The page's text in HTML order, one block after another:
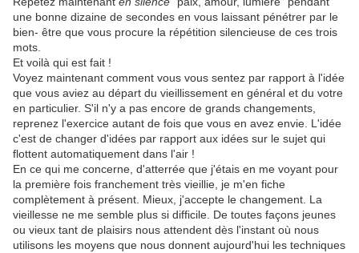
une bonne dizaine de secondes en vous laissant pénétrer par le
bien- être que vous procure la répétition silencieuse de ces trois
mots.
Et voilà qui est fait !
Voyez maintenant comment vous vous sentez par rapport à l'idée
que vous aviez au départ du vieillissement en général et du votre
en particulier. S'il n'y a pas encore de grands changements,
reprenez l'exercice autant de fois que vous en avez envie. L'idée
c'est de changer d'idées par rapport aux idées sur le sujet qui
flottent automatiquement dans l'air !
En ce qui me concerne, d'atterrée que j'étais en me voyant pour
la première fois franchement très vieillie, je m'en fiche
complètement à présent. Mieux, j'accepte le changement. La
vieillesse ne me semble plus si difficile. De toutes façons jeunes
ou vieux tant de plaisirs nous attendent dès l'instant où nous
utilisons les moyens que nous donnent aujourd'hui les techniques